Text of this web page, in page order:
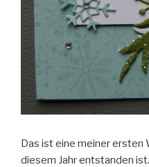
Das ist eine meiner ersten
diesem Jahr entstanden